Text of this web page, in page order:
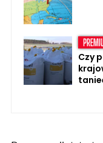
Czy